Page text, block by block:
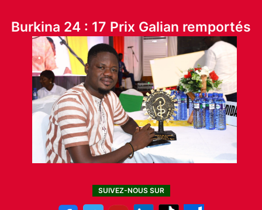
Burkina 24 : 17 Prix Galian remportés
SUIVEZ-NOUS SUR